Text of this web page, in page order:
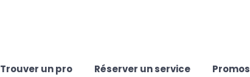
Trouver un pro Réserver un service Promos